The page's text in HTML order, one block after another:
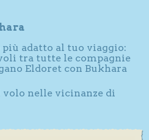
adatto al tuo viaggio:
tra tutte le compagnie
Eldoret con Bukhara
nelle vicinanze di